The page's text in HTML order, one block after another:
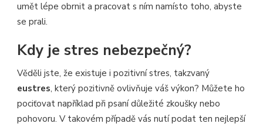
umět lépe obrnit a pracovat s ním namísto toho, abyste
se prali.
Kdy je stres nebezpečný?
Věděli jste, že existuje i pozitivní stres, takzvaný
eustres, který pozitivně ovlivňuje váš výkon? Můžete ho
pociťovat například při psaní důležité zkoušky nebo
pohovoru. V takovém případě vás nutí podat ten nejlepší